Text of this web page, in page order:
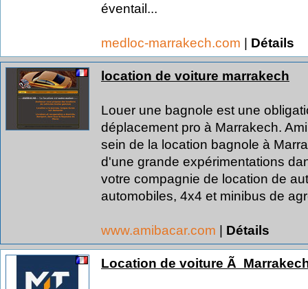
éventail...
medloc-marrakech.com | Détails
location de voiture marrakech
Louer une bagnole est une
déplacement pro à Marrakech.
sein de la location bagnole à
d'une grande expérimentations
votre compagnie de location de
automobiles, 4x4 et minibus de
www.amibacar.com | Détails
Location de voiture Ã